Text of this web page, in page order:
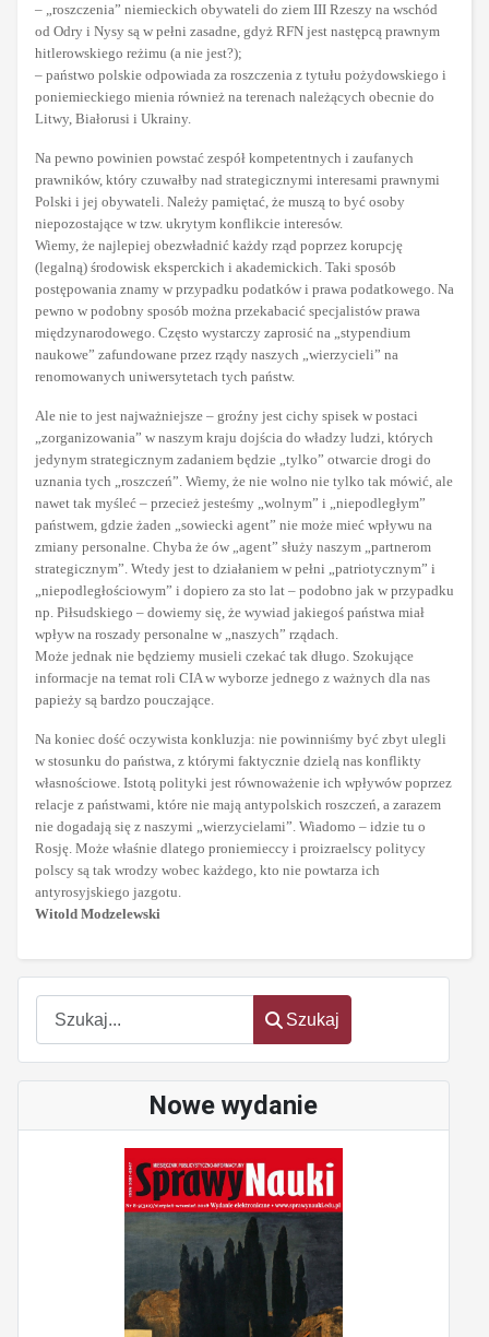
Szukaj
Szukaj
Nowe wydanie
– „roszczenia” niemieckich obywateli do ziem III Rzeszy na wschód
od Odry i Nysy są w pełni zasadne, gdyż RFN jest następcą prawnym
hitlerowskiego reżimu (a nie jest?);
– państwo polskie odpowiada za roszczenia z tytułu pożydowskiego i
poniemieckiego mienia również na terenach należących obecnie do
Litwy, Białorusi i Ukrainy.
Na pewno powinien powstać zespół kompetentnych i zaufanych
prawników, który czuwałby nad strategicznymi interesami prawnymi
Polski i jej obywateli. Należy pamiętać, że muszą to być osoby
niepozostające w tzw. ukrytym konflikcie interesów.
Wiemy, że najlepiej obezwładnić każdy rząd poprzez korupcję
(legalną) środowisk eksperckich i akademickich. Taki sposób
postępowania znamy w przypadku podatków i prawa podatkowego. Na
pewno w podobny sposób można przekabacić specjalistów prawa
międzynarodowego. Często wystarczy zaprosić na „stypendium
naukowe” zafundowane przez rządy naszych „wierzycieli” na
renomowanych uniwersytetach tych państw.
Ale nie to jest najważniejsze – groźny jest cichy spisek w postaci
„zorganizowania” w naszym kraju dojścia do władzy ludzi, których
jedynym strategicznym zadaniem będzie „tylko” otwarcie drogi do
uznania tych „roszczeń”. Wiemy, że nie wolno nie tylko tak mówić, ale
nawet tak myśleć – przecież jesteśmy „wolnym” i „niepodległym”
państwem, gdzie żaden „sowiecki agent” nie może mieć wpływu na
zmiany personalne. Chyba że ów „agent” służy naszym „partnerom
strategicznym”. Wtedy jest to działaniem w pełni „patriotycznym” i
„niepodległościowym” i dopiero za sto lat – podobno jak w przypadku
np. Piłsudskiego – dowiemy się, że wywiad jakiegoś państwa miał
wpływ na roszady personalne w „naszych” rządach.
Może jednak nie będziemy musieli czekać tak długo. Szokujące
informacje na temat roli CIA w wyborze jednego z ważnych dla nas
papieży są bardzo pouczające.
Na koniec dość oczywista konkluzja: nie powinniśmy być zbyt ulegli
w stosunku do państwa, z którymi faktycznie dzielą nas konflikty
własnościowe. Istotą polityki jest równoważenie ich wpływów poprzez
relacje z państwami, które nie mają antypolskich roszczeń, a zarazem
nie dogadają się z naszymi „wierzycielami”. Wiadomo – idzie tu o
Rosję. Może właśnie dlatego proniemieccy i proizraelscy politycy
polscy są tak wrodzy wobec każdego, kto nie powtarza ich
antyrosyjskiego jazgotu.
Witold Modzelewski